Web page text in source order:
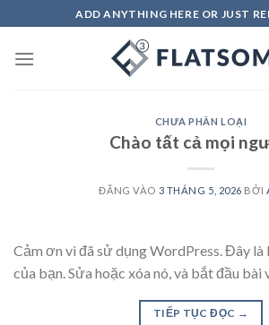
qua
nội
ADD ANYTHING HERE OR JUST
CHƯA PHÂN LOẠI
Chào tất cả mọi
ĐĂNG VÀO 3 THÁNG 5, 2026 BỞI
Cảm ơn vì đã sử dụng WordPress. Đây là
của bạn. Sửa hoặc xóa nó, và bắt đầu bài
TIẾP TỤC ĐỌC →